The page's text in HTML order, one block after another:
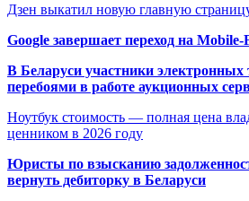
Дзен выкатил новую главную
Google завершает переход на
В Беларуси участники электронных
перебоями в работе аукционных
Ноутбук стоимость — полная цена
ценником в 2026 году
Юристы по взысканию
вернуть дебиторку в Беларуси